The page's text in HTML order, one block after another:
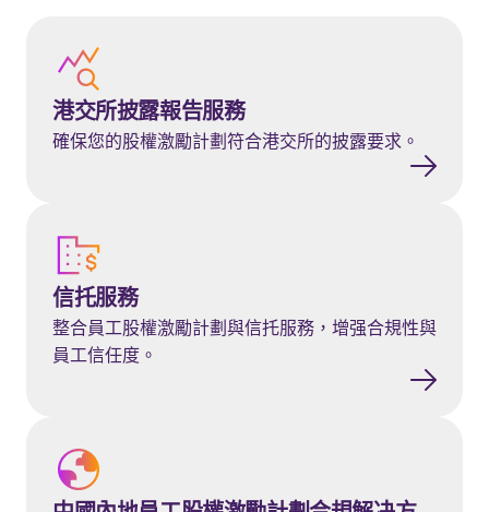
港交所披露報告服務
確保您的股權激勵計劃符合港交所的披露要求。
信托服務
整合員工股權激勵計劃與信托服務，增强合規性與
員工信任度。